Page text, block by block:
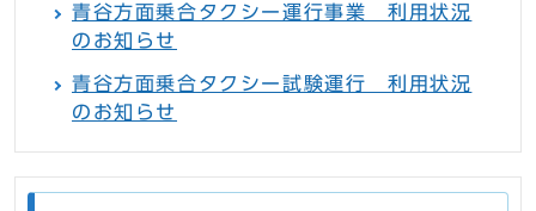
青谷方面乗合タクシー運行事業 利用状況
のお知らせ
青谷方面乗合タクシー試験運行 利用状況
のお知らせ